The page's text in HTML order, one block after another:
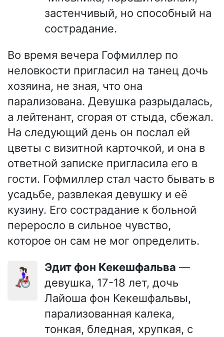
застенчивый, но способный на
сострадание.
Во время вечера Гофмиллер по
неловкости пригласил на танец дочь
хозяина, не зная, что она
парализована. Девушка разрыдалась,
а лейтенант, сгорая от стыда, сбежал.
На следующий день он послал ей
цветы с визитной карточкой, и она в
ответной записке пригласила его в
гости. Гофмиллер стал часто бывать в
усадьбе, развлекая девушку и её
кузину. Его сострадание к больной
переросло в сильное чувство,
которое он сам не мог определить.
👩🏻‍🦽 Эдит фон Кекешфальва —
девушка, 17-18 лет, дочь
Лайоша фон Кекешфальвы,
парализованная калека,
тонкая, бледная, хрупкая, с